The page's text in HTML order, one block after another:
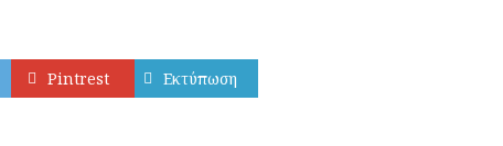
Pintrest Εκτύπωση